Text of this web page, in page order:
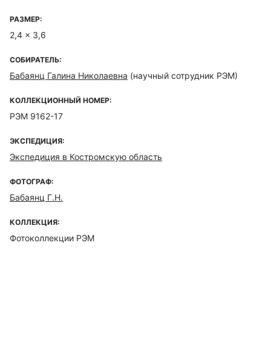
РАЗМЕР:
2,4 x 3,6
СОБИРАТЕЛЬ:
Бабаянц Галина Николаевна (научный сотрудник РЭМ)
КОЛЛЕКЦИОННЫЙ НОМЕР:
РЭМ 9162-17
ЭКСПЕДИЦИЯ:
Экспедиция в Костромскую область
ФОТОГРАФ:
Бабаянц Г.Н.
КОЛЛЕКЦИЯ:
Фотоколлекции РЭМ